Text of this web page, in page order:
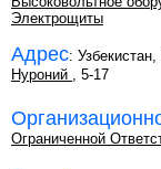
Электрощиты
Адрес:
Нуроний , 5-17
Ограниченной